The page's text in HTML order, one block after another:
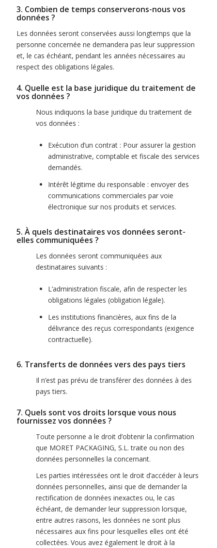
3. Combien de temps conserverons-nous vos
données ?
Les données seront conservées aussi longtemps que la
personne concernée ne demandera pas leur suppression
et, le cas échéant, pendant les années nécessaires au
respect des obligations légales.
4. Quelle est la base juridique du traitement de
vos données ?
Nous indiquons la base juridique du traitement de
vos données :
Exécution d’un contrat : Pour assurer la gestion
administrative, comptable et fiscale des services
demandés.
Intérêt légitime du responsable : envoyer des
communications commerciales par voie
électronique sur nos produits et services.
5. À quels destinataires vos données seront-
elles communiquées ?
Les données seront communiquées aux
destinataires suivants :
L’administration fiscale, afin de respecter les
obligations légales (obligation légale).
Les institutions financières, aux fins de la
délivrance des reçus correspondants (exigence
contractuelle).
6. Transferts de données vers des pays tiers
Il n’est pas prévu de transférer des données à des
pays tiers.
7. Quels sont vos droits lorsque vous nous
fournissez vos données ?
Toute personne a le droit d’obtenir la confirmation
que MORET PACKAGING, S.L. traite ou non des
données personnelles la concernant.
Les parties intéressées ont le droit d’accéder à leurs
données personnelles, ainsi que de demander la
rectification de données inexactes ou, le cas
échéant, de demander leur suppression lorsque,
entre autres raisons, les données ne sont plus
nécessaires aux fins pour lesquelles elles ont été
collectées. Vous avez également le droit à la